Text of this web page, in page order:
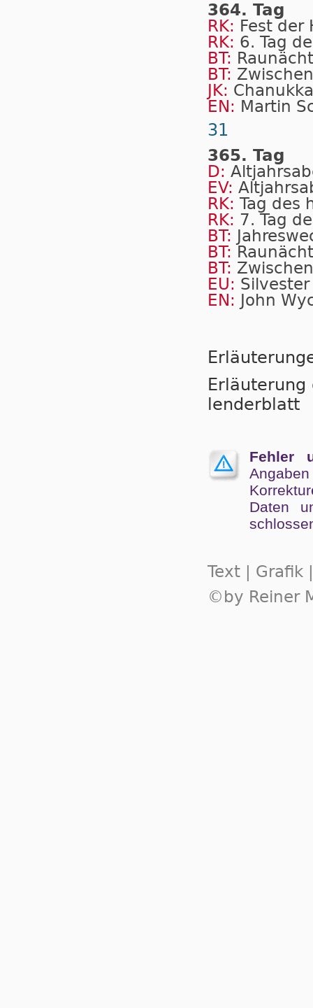
364. Tag
RK: Fest der
RK: 6. Tag
BT:
BT:
JK: Chanukka
EN: Martin
31
365. Tag
D:
EV:
RK: Tag des
RK: 7. Tag
BT:
BT:
BT:
EU: Silvester
EN: John
len­der­blatt
Fehler
Angaben
Da­ten
Text | Grafik
©by Reiner